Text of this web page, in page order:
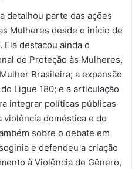
detalhou parte das ações
Mulheres desde o início de
Ela destacou ainda o
de Proteção às Mulheres,
Brasileira; a expansão
Ligue 180; e a articulação
integrar políticas públicas
violência doméstica e do
sobre o debate em
e defendeu a criação
à Violência de Gênero,